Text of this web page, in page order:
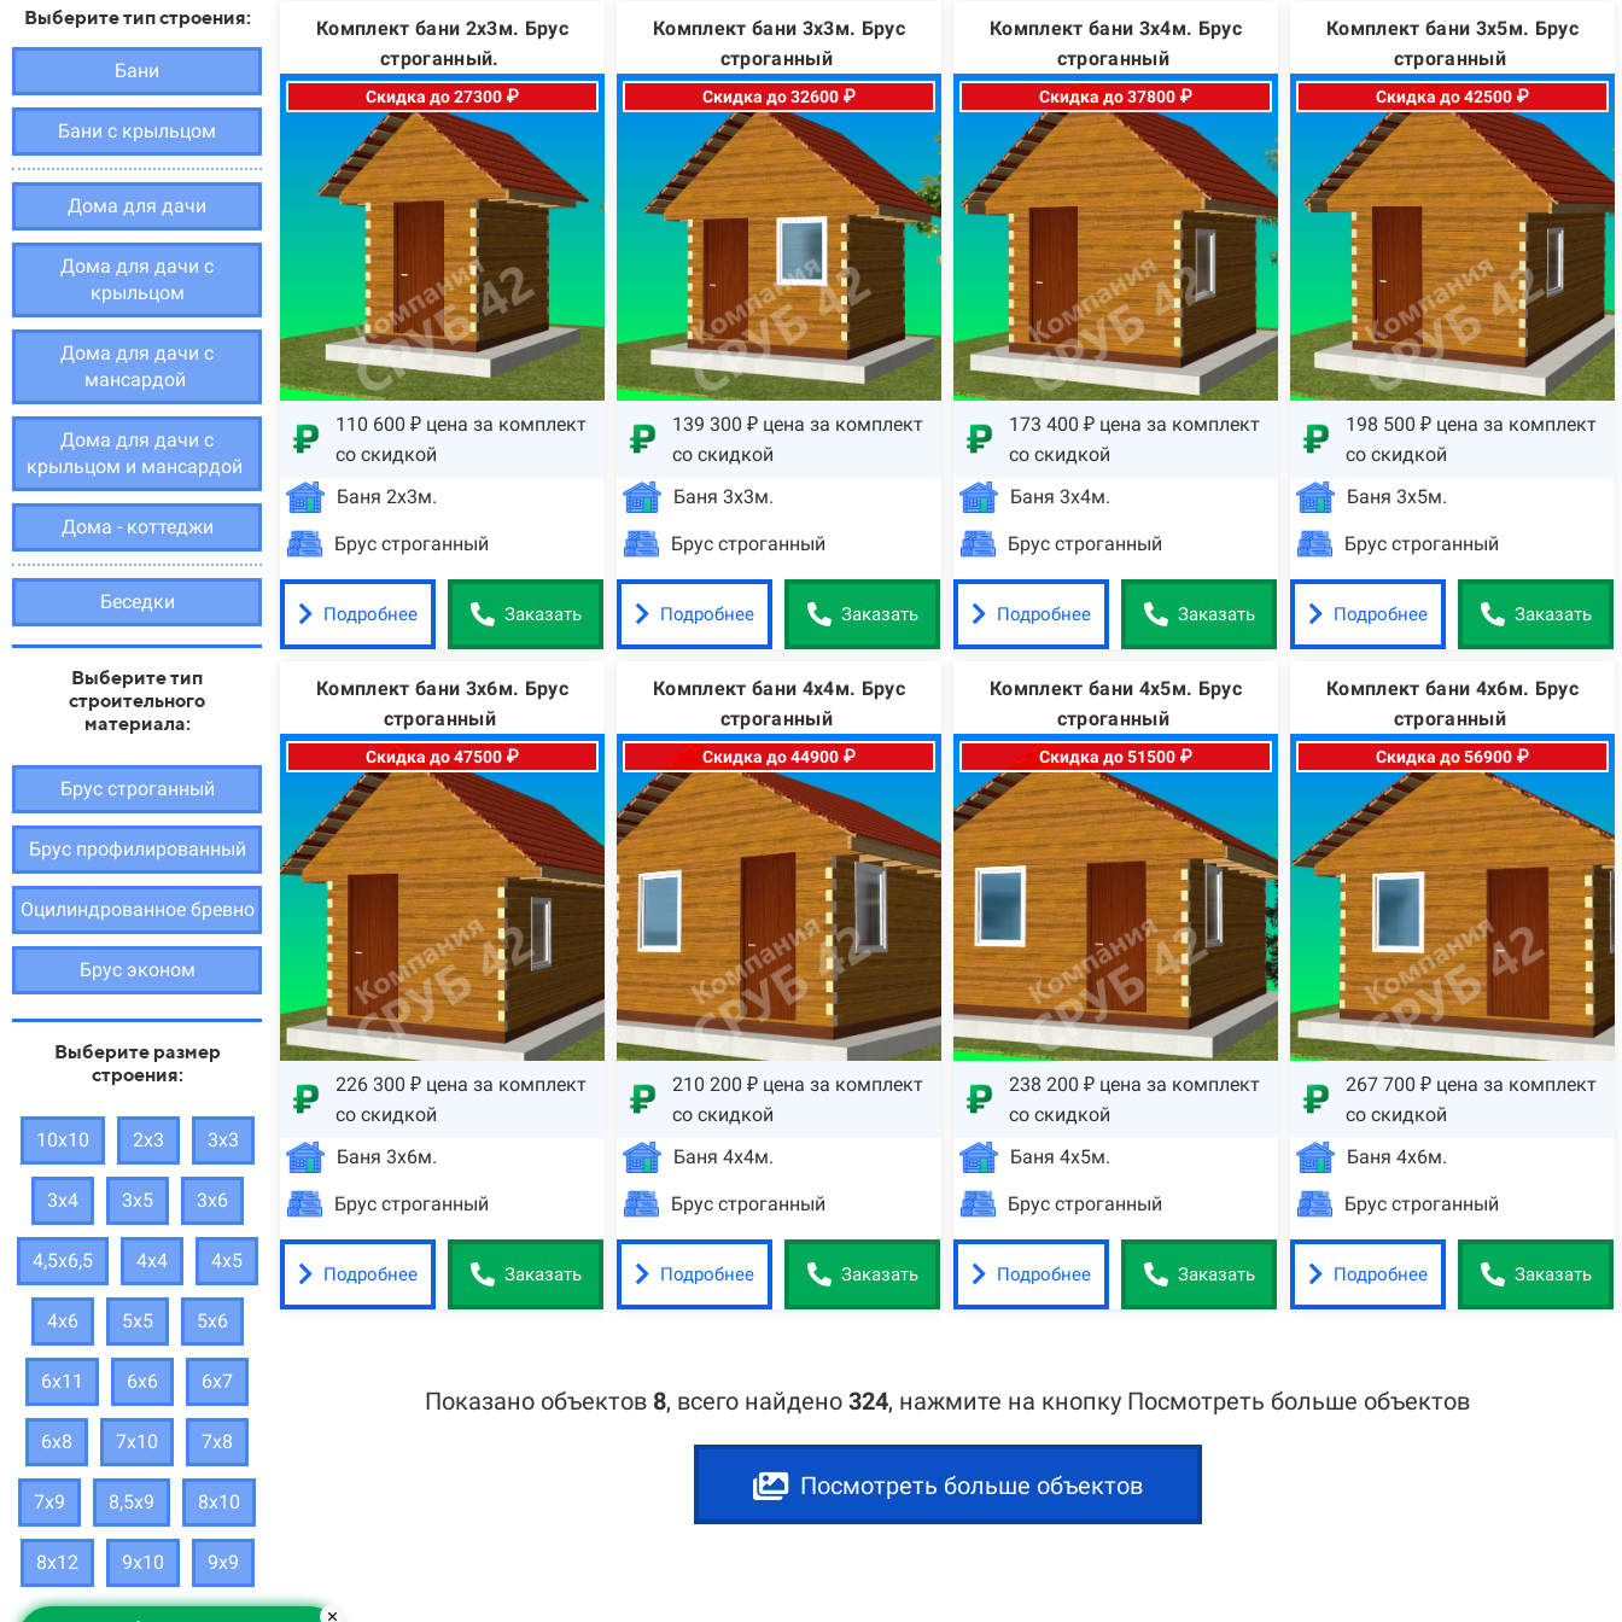
Выберите тип строения:
Бани
Бани с крыльцом
Дома для дачи
Дома для дачи с
крыльцом
Дома для дачи с
мансардой
Дома для дачи с
крыльцом и мансардой
Дома - коттеджи
Беседки
Выберите тип
строительного
материала:
Брус строганный
Брус профилированный
Оцилиндрованное бревно
Брус эконом
Выберите размер
строения:
10х10 2х3 3х3
3х4 3х5 3х6
4,5х6,5 4х4 4х5
4х6 5х5 5х6
6х11 6х6 6х7
6х8 7х10 7х8
7х9 8,5х9 8х10
8х12 9х10 9х9
Комплект бани 2х3м. Брус
строганный.
Скидка до 27300 ₽
110 600 ₽ цена за комплект
со скидкой
Баня 2х3м.
Брус строганный
Подробнее Заказать
Комплект бани 3х3м. Брус
строганный
Скидка до 32600 ₽
139 300 ₽ цена за комплект
со скидкой
Баня 3х3м.
Брус строганный
Подробнее Заказать
Комплект бани 3х4м. Брус
строганный
Скидка до 37800 ₽
173 400 ₽ цена за комплект
со скидкой
Баня 3х4м.
Брус строганный
Подробнее Заказать
Комплект бани 3х5м. Брус
строганный
Скидка до 42500 ₽
198 500 ₽ цена за комплект
со скидкой
Баня 3х5м.
Брус строганный
Подробнее Заказать
Комплект бани 3х6м. Брус
строганный
Скидка до 47500 ₽
226 300 ₽ цена за комплект
со скидкой
Баня 3х6м.
Брус строганный
Подробнее Заказать
Комплект бани 4х4м. Брус
строганный
Скидка до 44900 ₽
210 200 ₽ цена за комплект
со скидкой
Баня 4х4м.
Брус строганный
Подробнее Заказать
Комплект бани 4х5м. Брус
строганный
Скидка до 51500 ₽
238 200 ₽ цена за комплект
со скидкой
Баня 4х5м.
Брус строганный
Подробнее Заказать
Комплект бани 4х6м. Брус
строганный
Скидка до 56900 ₽
267 700 ₽ цена за комплект
со скидкой
Баня 4х6м.
Брус строганный
Подробнее Заказать
Показано объектов 8, всего найдено 324, нажмите на кнопку Посмотреть больше объектов
Посмотреть больше объектов